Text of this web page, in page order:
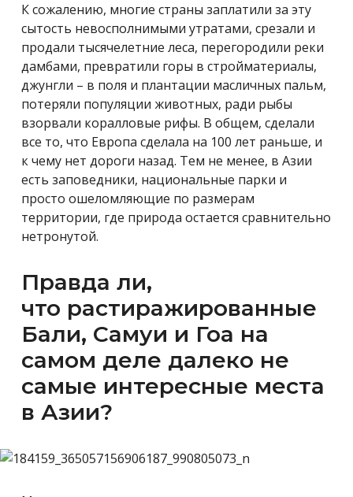
К сожалению, многие страны заплатили за эту
сытость невосполнимыми утратами, срезали и
продали тысячелетние леса, перегородили реки
дамбами, превратили горы в стройматериалы,
джунгли – в поля и плантации масличных пальм,
потеряли популяции животных, ради рыбы
взорвали коралловые рифы. В общем, сделали
все то, что Европа сделала на 100 лет раньше, и
к чему нет дороги назад. Тем не менее, в Азии
есть заповедники, национальные парки и
просто ошеломляющие по размерам
территории, где природа остается сравнительно
нетронутой.
Правда ли,
что растиражированные
Бали, Самуи и Гоа на
самом деле далеко не
самые интересные места
в Азии?